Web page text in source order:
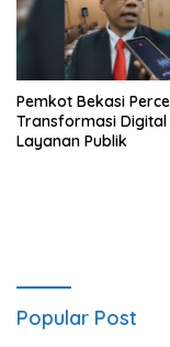
Pemkot Bekasi
Transformasi Digital
Layanan Publik
Popular Post